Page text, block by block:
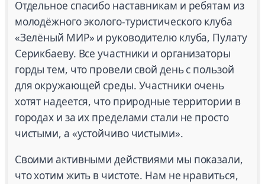
Отдельное спасибо наставникам и ребятам из
молодёжного эколого-туристического клуба
«Зелёный МИР» и руководителю клуба, Пулату
Серикбаеву. Все участники и организаторы
горды тем, что провели свой день с пользой
для окружающей среды. Участники очень
хотят надеется, что природные территории в
городах и за их пределами стали не просто
чистыми, а «устойчиво чистыми».
Своими активными действиями мы показали,
что хотим жить в чистоте. Нам не нравиться,